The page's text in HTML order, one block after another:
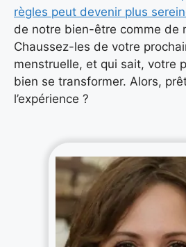
règles peut devenir plus
de notre bien-être comme de
Chaussez-les de votre
menstruelle, et qui sait, votre
bien se transformer. Alors,
l’expérience ?